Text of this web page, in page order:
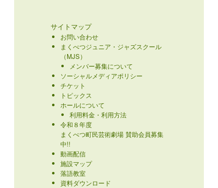
サイトマップ
お問い合わせ
まくべつジュニア・ジャズスクール
（MJS）
メンバー募集について
ソーシャルメディアポリシー
チケット
トピックス
ホールについて
利用料金・利用方法
令和８年度
まくべつ町民芸術劇場 賛助会員募集
中!!
動画配信
施設マップ
落語教室
資料ダウンロード